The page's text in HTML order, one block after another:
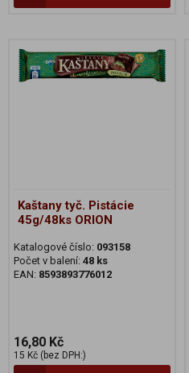
Kaštany tyč. Pistácie
45g/48ks ORION
Katalogové číslo: 093158
Počet v balení: 48 ks
EAN: 8593893776012
16,80 Kč
15 Kč (bez DPH:)